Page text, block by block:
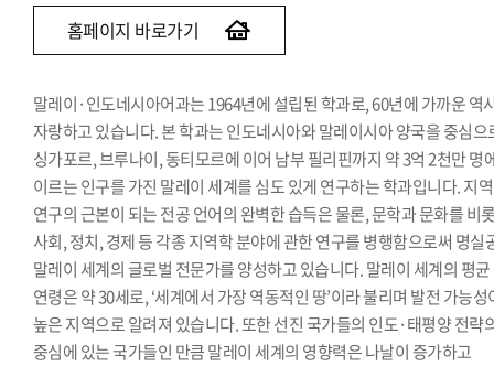
인도어과
튀르키예·아제르바이잔학과
몽골어과
홈페이지 바로가기
말레이·인도네시아어과는 1964년에 설립된 학과로, 60년에 가까운 역
자랑하고 있습니다. 본 학과는 인도네시아와 말레이시아 양국을 중심으
싱가포르, 브루나이, 동티모르에 이어 남부 필리핀까지 약 3억 2천만 명
이르는 인구를 가진 말레이 세계를 심도 있게 연구하는 학과입니다. 지
연구의 근본이 되는 전공 언어의 완벽한 습득은 물론, 문학과 문화를 비
사회, 정치, 경제 등 각종 지역학 분야에 관한 연구를 병행함으로써 명실
말레이 세계의 글로벌 전문가를 양성하고 있습니다. 말레이 세계의 평균
연령은 약 30세로, ‘세계에서 가장 역동적인 땅’이라 불리며 발전 가능성
높은 지역으로 알려져 있습니다. 또한 선진 국가들의 인도·태평양 전략
중심에 있는 국가들인 만큼 말레이 세계의 영향력은 나날이 증가하고